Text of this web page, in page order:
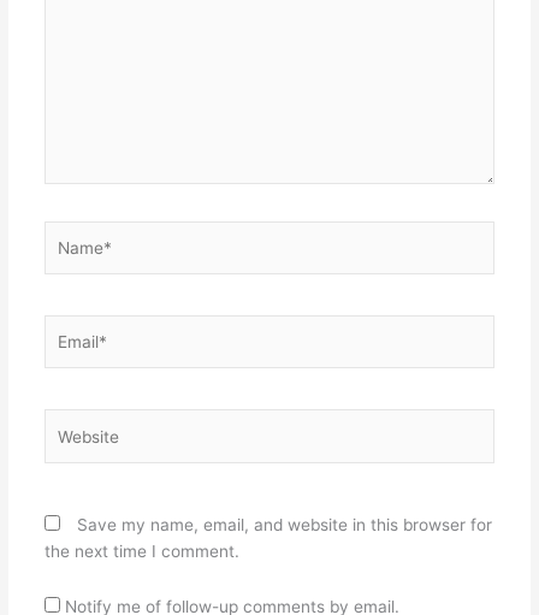
Save my name, email, and website in this browser for
the next time I comment.
Notify me of follow-up comments by email.